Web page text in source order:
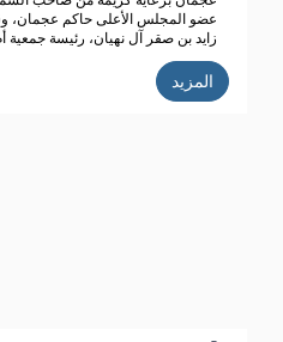
عضو المجلس الأعلى حاكم عجمان،
زايد بن صقر آل نهيان، رئيسة جمعية
متخصصين تم اختيارهم خلال الاجتماع
المزيد